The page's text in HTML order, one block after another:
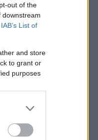
out of the
downstream
IAB’s List of
and store
to grant or
purposes